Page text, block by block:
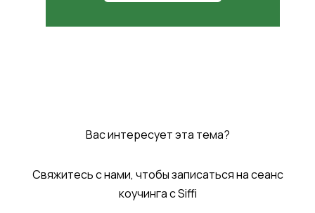
Вас интересует эта тема?
Свяжитесь с нами, чтобы записаться на сеанс
коучинга с Siffi